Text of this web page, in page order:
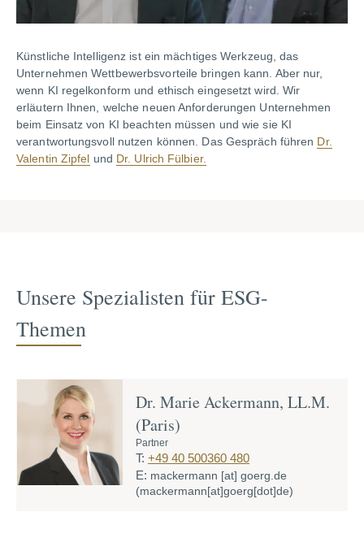
Künstliche Intelligenz ist ein mächtiges Werkzeug, das
Unternehmen Wettbewerbsvorteile bringen kann. Aber nur,
wenn KI regelkonform und ethisch eingesetzt wird. Wir
erläutern Ihnen, welche neuen Anforderungen Unternehmen
beim Einsatz von KI beachten müssen und wie sie KI
verantwortungsvoll nutzen können. Das Gespräch führen Dr.
Valentin Zipfel und Dr. Ulrich Fülbier.
Unsere Spezialisten für ESG-
Themen
Dr. Marie Ackermann, LL.M.
(Paris)
Partner
T: +49 40 500360 480
E: mackermann [at] goerg.de
(mackermann[at]goerg[dot]de)